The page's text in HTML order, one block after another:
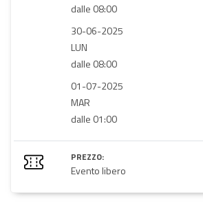
dalle 08:00
30-06-2025
LUN
dalle 08:00
01-07-2025
MAR
dalle 01:00
PREZZO:
Evento libero